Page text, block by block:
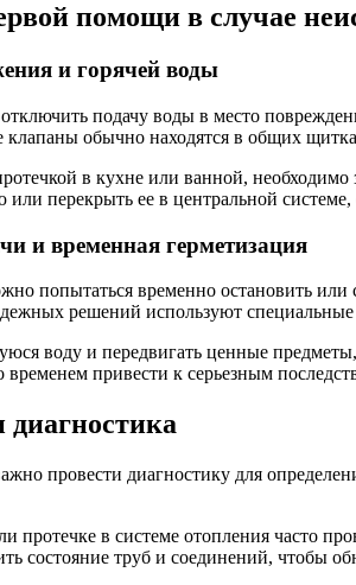
помощи в случае
и горячей воды
подачу воды в место
обычно находятся в общих
в кухне или ванной,
перекрыть ее в центральной системе,
и временная герметизация
попытаться временно остановить
решений используют
воду и передвигать ценные
привести к серьезным
диагностика
провести диагностику для
протечке в системе отопления часто
состояние труб и соединений, чтобы